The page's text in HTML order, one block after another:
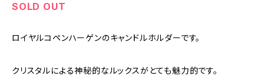
SOLD OUT
ロイヤルコペンハーゲンのキャンドルホルダーです。
クリスタルによる神秘的なルックスがとても魅力的です。